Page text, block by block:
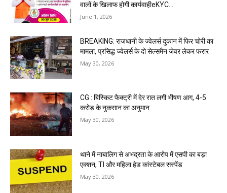
वालों के खिलाफ होगी कार्यवाहीeKYC...
June 1, 2026
BREAKING: राजधानी के ज्वेलर्स दुकान में फिर चोरी का
मामला, प्रसिद्ध ज्वेलर्स के दो सेल्समैन जेवर लेकर फरार
May 30, 2026
CG : बिस्किट फैक्ट्री में देर रात लगी भीषण आग, 4-5
करोड़ के नुकसान का अनुमान
May 30, 2026
थाने में नाबालिग से अभद्रता के आरोप में एसपी का बड़ा
एक्शन, TI और महिला हेड कांस्टेबल सस्पेंड
May 30, 2026